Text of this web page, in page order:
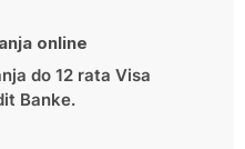
online
do 12 rata Visa
Banke.